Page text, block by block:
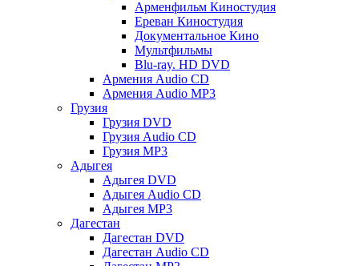
Арменфильм Киностудия
Ереван Киностудия
Документальное Кино
Мультфильмы
Blu-ray. HD DVD
Армения Audio CD
Армения Audio MP3
Грузия
Грузия DVD
Грузия Audio CD
Грузия MP3
Адыгея
Адыгея DVD
Адыгея Audio CD
Адыгея MP3
Дагестан
Дагестан DVD
Дагестан Audio CD